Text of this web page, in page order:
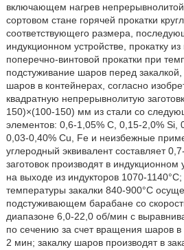
включающем нагрев непрерывнолитой
сортовом стане горячей прокатки
соответствующего размера,
индукционном устройстве, прокатку
поперечно-винтовой прокатки при
подстуживание шаров перед закалкой,
шаров в контейнерах, согласно
квадратную непрерывнолитую
150)×(100-150) мм из стали со
элементов: 0,6-1,05% C, 0,15-2,0% Si,
0,03-0,40% Cu, Fe и неизбежные
углеродный эквивалент составляет
заготовок производят в
на выходе из индукторов 1070-
температуры закалки 840-900°C
подстуживающем барабане со
диапазоне 6,0-22,0 об/мин с
по сечению за счет вращения шаров
2 мин; закалку шаров производят в